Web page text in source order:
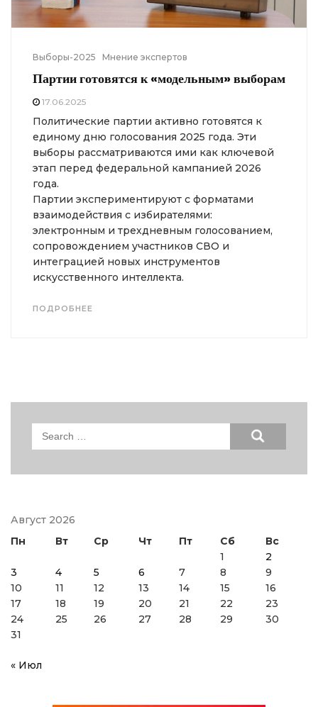
Выборы-2025 Мнение экспертов
Партии готовятся к «модельным» выборам
17.06.2025
Политические партии активно готовятся к
единому дню голосования 2025 года. Эти
выборы рассматриваются ими как ключевой
этап перед федеральной кампанией 2026
года.
Партии экспериментируют с форматами
взаимодействия с избирателями:
электронным и трехдневным голосованием,
сопровождением участников СВО и
интеграцией новых инструментов
искусственного интеллекта.
ПОДРОБНЕЕ
Search
Август 2026
Пн
Вт Ср Чт Пт Сб
Вс
1
2
3
4 5 6 7 8
9
10
11 12 13 14 15
16
17
18 19 20 21 22
23
24
25 26 27 28 29
30
31
« Июл